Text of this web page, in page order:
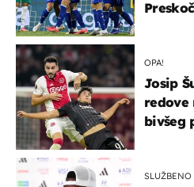
OPA!
Josip
redove
bivšeg
SLUŽBENO